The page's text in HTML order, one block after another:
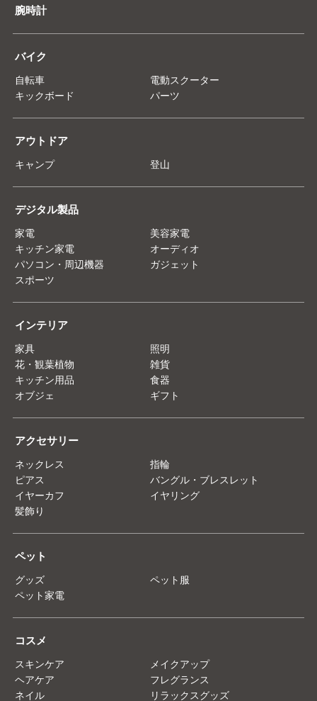
腕時計
バイク
自転車
電動スクーター
キックボード
パーツ
アウトドア
キャンプ 登山
デジタル製品
家電
美容家電
キッチン家電
オーディオ
パソコン・周辺機器
ガジェット
スポーツ
インテリア
家具
照明
花・観葉植物
雑貨
キッチン用品
食器
オブジェ
ギフト
アクセサリー
ネックレス
指輪
ピアス
バングル・ブレスレット
イヤーカフ
イヤリング
髪飾り
ペット
グッズ
ペット服
ペット家電
コスメ
スキンケア
メイクアップ
ヘアケア
フレグランス
ネイル
リラックスグッズ